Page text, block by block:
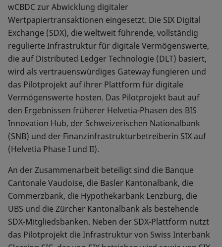
wCBDC zur Abwicklung digitaler
Wertpapiertransaktionen eingesetzt. Die SIX Digital
Exchange (SDX), die weltweit führende, vollständig
regulierte Infrastruktur für digitale Vermögenswerte,
die auf Distributed Ledger Technologie (DLT) basiert,
wird als vertrauenswürdiges Gateway fungieren und
das Pilotprojekt auf ihrer Plattform für digitale
Vermögenswerte hosten. Das Pilotprojekt baut auf
den Ergebnissen früherer Helvetia-Phasen des BIS
Innovation Hub, der Schweizerischen Nationalbank
(SNB) und der Finanzinfrastrukturbetreiberin SIX auf
(Helvetia Phase I und II).
An der Zusammenarbeit beteiligt sind die Banque
Cantonale Vaudoise, die Basler Kantonalbank, die
Commerzbank, die Hypothekarbank Lenzburg, die
UBS und die Zürcher Kantonalbank als bestehende
SDX-Mitgliedsbanken. Neben der SDX-Plattform nutzt
das Pilotprojekt die Infrastruktur von Swiss Interbank